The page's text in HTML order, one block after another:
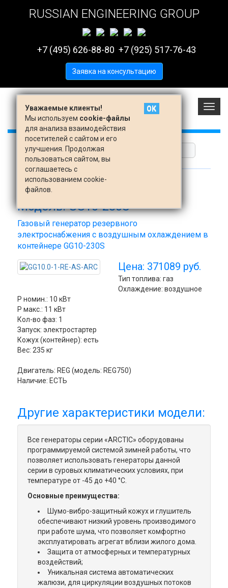
RUSSIAN ENGINEERING GROUP
+7 (495) 626-88-80 +7 (925) 517-76-43
Заявка на консультацию
меню
Линейка:ARCTIC
Модель: GG10-230S
Газовый генератор резервного
электроснабжения с воздушным охлаждением в
контейнере GG10-230S
Цена: 371089 руб.
Тип топлива: газ
Охлаждение: воздушное
P номин.: 10 кВт
P макс.: 11 кВт
Кол-во фаз: 1
Запуск: электростартер
Кожух (контейнер): есть
Вес: 235 кг
Двигатель: REG (модель: REG750)
Наличие: ЕСТЬ
Другие характеристики модели:
Все генераторы серии «ARCTIC» оборудованы
программируемой системой зимней работы, что
позволяет использовать генераторы данной
серии в суровых климатических условиях, при
температуре от -45 до +40 °С.
Основные преимущества:
Шумо-вибро-защитный кожух и глушитель
обеспечивают низкий уровень производимого
при работе шума, что позволяет комфортно
эксплуатировать агрегат вблизи жилого дома.
Защита от атмосферных и температурных
воздействий;
Уникальная система автоматических
жалюзи, для циркуляции воздушных потоков
Уважаемые клиенты!
Мы используем cookie-файлы
для анализа взаимодействия
посетителей с сайтом и его
улучшения. Продолжая
пользоваться сайтом, вы
соглашаетесь с
использованием cookie-
файлов.
OK